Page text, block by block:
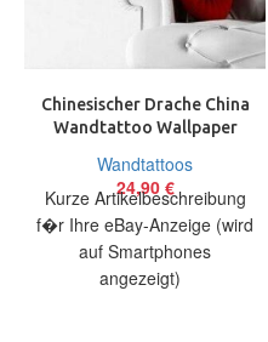
Chinesischer Drache China
Wandtattoo Wallpaper
Dragon Chinese
Wandtattoos
24,90 €
Kurze Artikelbeschreibung
f�r Ihre eBay-Anzeige (wird
auf Smartphones
angezeigt)